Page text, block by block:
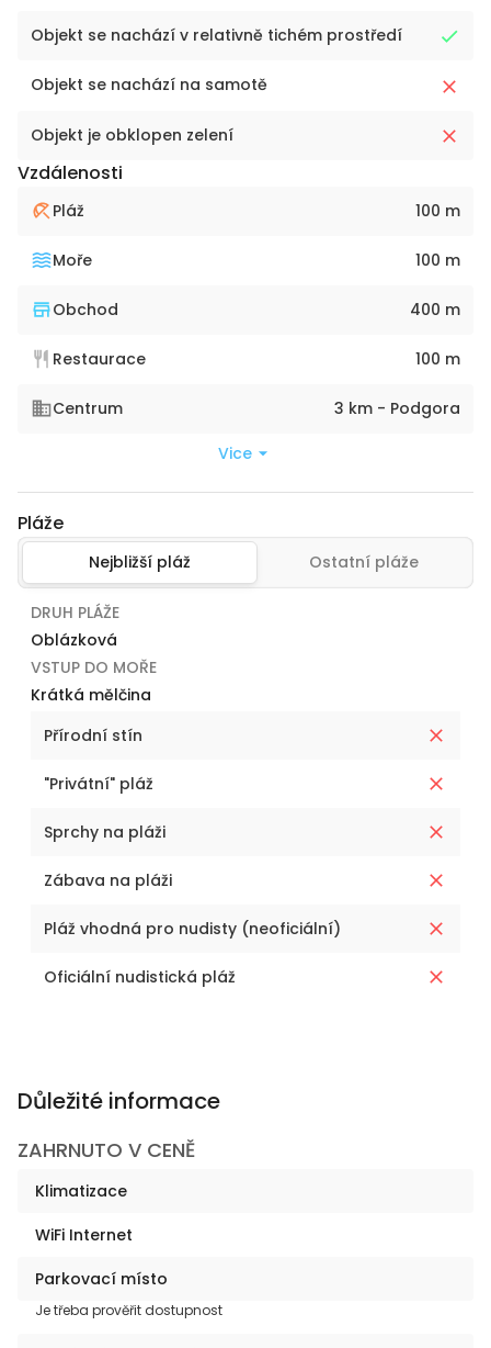
Objekt se nachází v relativně tichém prostředí
Objekt se nachází na samotě
Objekt je obklopen zelení
Vzdálenosti
Pláž 100 m
Moře 100 m
Obchod 400 m
Restaurace 100 m
Centrum 3 km - Podgora
Vice
Pláže
Nejbližší pláž Ostatní pláže
DRUH PLÁŽE
Oblázková
VSTUP DO MOŘE
Krátká mělčina
Přírodní stín
"Privátní" pláž
Sprchy na pláži
Zábava na pláži
Pláž vhodná pro nudisty (neoficiální)
Oficiální nudistická pláž
Důležité informace
ZAHRNUTO V CENĚ
Klimatizace
WiFi Internet
Parkovací místo
Je třeba prověřit dostupnost